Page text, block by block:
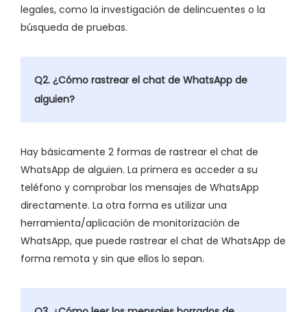
legales, como la investigación de delincuentes o la
búsqueda de pruebas.
Q2. ¿Cómo rastrear el chat de WhatsApp de
alguien?
Hay básicamente 2 formas de rastrear el chat de
WhatsApp de alguien. La primera es acceder a su
teléfono y comprobar los mensajes de WhatsApp
directamente. La otra forma es utilizar una
herramienta/aplicación de monitorización de
WhatsApp, que puede rastrear el chat de WhatsApp de
forma remota y sin que ellos lo sepan.